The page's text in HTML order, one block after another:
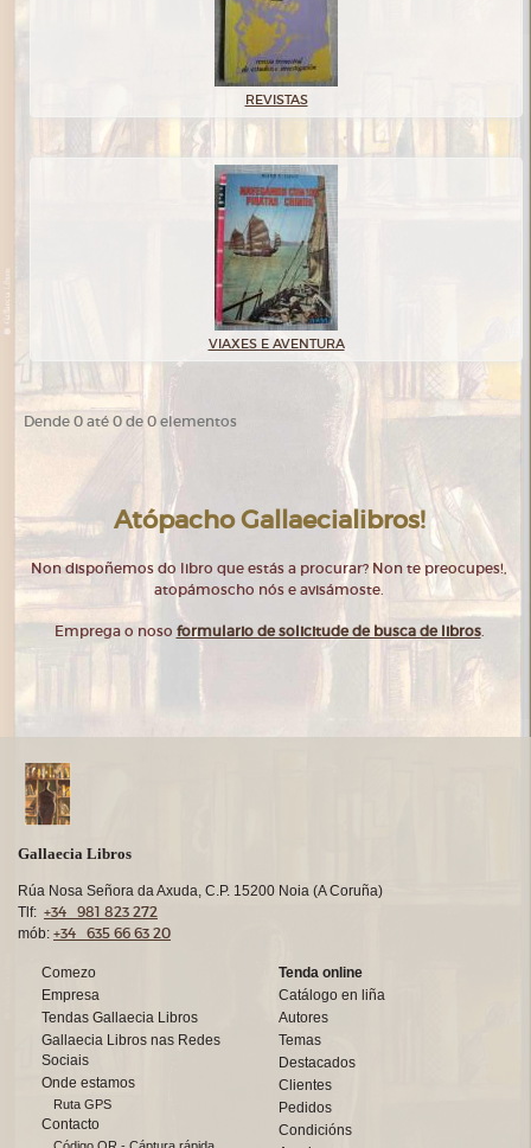
REVISTAS
VIAXES E AVENTURA
Dende 0 até 0 de 0 elementos
Atópacho Gallaecialibros!
Non dispoñemos do libro que estás a procurar? Non te preocupes!,
atopámoscho nós e avisámoste.
Emprega o noso formulario de solicitude de busca de libros.
Gallaecia Libros
Rúa Nosa Señora da Axuda, C.P. 15200 Noia (A Coruña)
Tlf: +34 981 823 272
mób: +34 635 66 63 20
Comezo
Empresa
Tendas Gallaecia Libros
Gallaecia Libros nas Redes
Sociais
Onde estamos
Ruta GPS
Contacto
Tenda online
Catálogo en liña
Autores
Temas
Destacados
Clientes
Pedidos
Condicións